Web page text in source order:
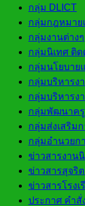
กลุ่ม DLICT
กลุ่มกฎหมาย
กลุ่มงานต่าง
กลุ่มนิเทศ ติด
กลุ่มนโยบาย
กลุ่มบริหารง
กลุ่มบริหารง
กลุ่มพัฒนาค
กลุ่มส่งเสริม
กลุ่มอำนวยก
ข่าวสารงาน
ข่าวสารสุจริ
ข่าวสารโรง
ประกาศ คำสั่